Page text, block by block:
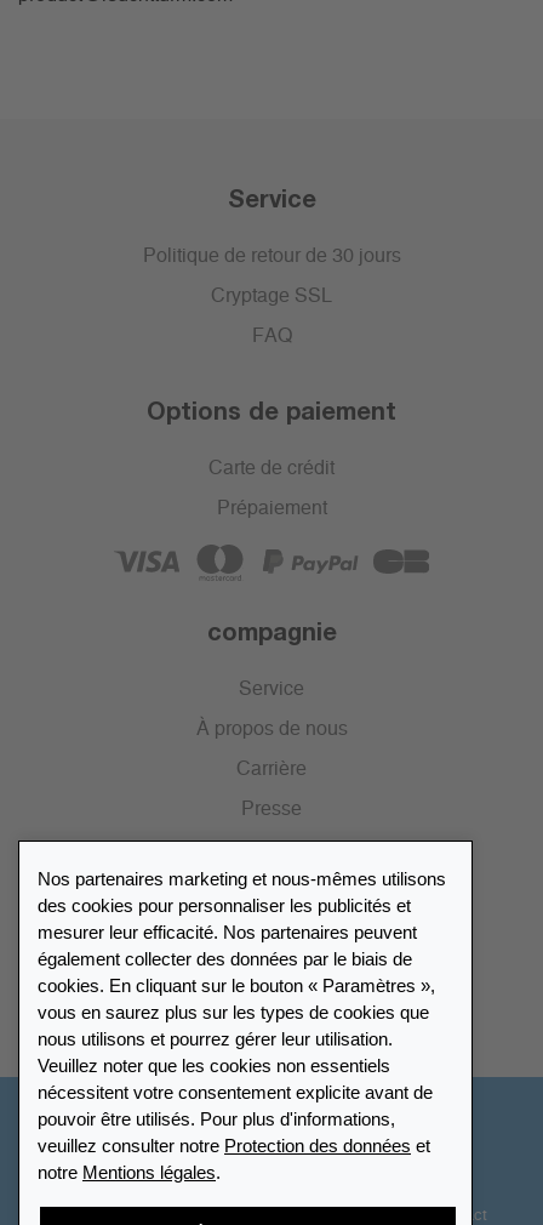
Service
Politique de retour de 30 jours
Cryptage SSL
FAQ
Options de paiement
Carte de crédit
Prépaiement
compagnie
Service
À propos de nous
Carrière
Presse
Portail des revendeurs
Répertoire des revendeurs
Trouver Leuchtturm
Nos partenaires marketing et nous-mêmes utilisons
des cookies pour personnaliser les publicités et
mesurer leur efficacité. Nos partenaires peuvent
également collecter des données par le biais de
cookies. En cliquant sur le bouton « Paramètres »,
vous en saurez plus sur les types de cookies que
nous utilisons et pourrez gérer leur utilisation.
Veuillez noter que les cookies non essentiels
nécessitent votre consentement explicite avant de
pouvoir être utilisés. Pour plus d'informations,
veuillez consulter notre Protection des données et
notre Mentions légales.
France
Paramètres des cookies
Contact